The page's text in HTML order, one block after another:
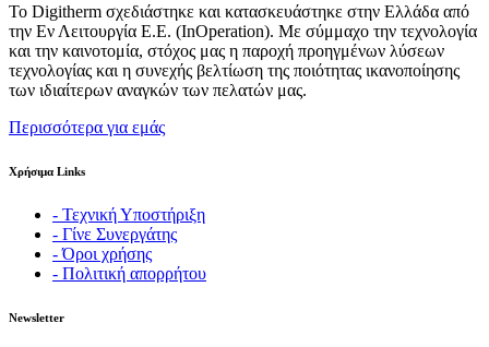
Το Digitherm σχεδιάστηκε και κατασκευάστηκε στην Ελλάδα από
την Εν Λειτουργία Ε.Ε. (InOperation). Με σύμμαχο την τεχνολογία
και την καινοτομία, στόχος μας η παροχή προηγμένων λύσεων
τεχνολογίας και η συνεχής βελτίωση της ποιότητας ικανοποίησης
των ιδιαίτερων αναγκών των πελατών μας.
Περισσότερα για εμάς
Χρήσιμα Links
- Τεχνική Υποστήριξη
- Γίνε Συνεργάτης
- Όροι χρήσης
- Πολιτική απορρήτου
Newsletter